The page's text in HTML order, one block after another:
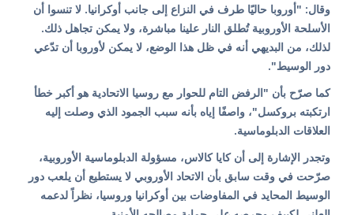
وقال: "أوروبا حاليًا طرف في النزاع إلى جانب أوكرانيا. لا تنسوا أن
الأسلحة الأوروبية تُطلق النار علينا مباشرة، ولا يمكن تجاهل ذلك.
لذلك، من البديهي أنه في ظل هذا الوضع، لا يمكن لأوروبا أن تدّعي
دور الوسيط".
كما صرّح بأن "الرفض التام للحوار مع روسيا الاتحادية هو أكبر خطأ
ارتكبته بروكسل"، واصفًا إياه بأنه سبب الجمود الذي وصلت إليه
العلاقات الدبلوماسية.
وتجدر الإشارة إلى أن كايا كالاس، مسؤولة الدبلوماسية الأوروبية،
صرّحت في وقت سابق بأن الاتحاد الأوروبي لا يستطيع أن يلعب دور
الوسيط المحايد في المفاوضات بين أوكرانيا وروسيا، نظراً لدعمه